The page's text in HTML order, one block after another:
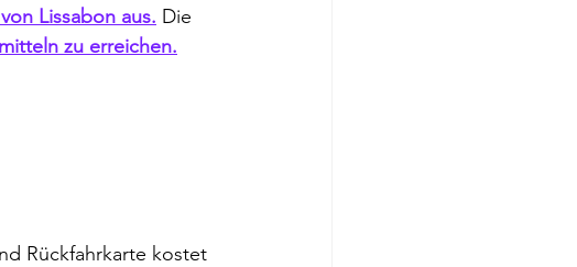
von Lissabon aus. Die
zu erreichen.
Rückfahrkarte kostet